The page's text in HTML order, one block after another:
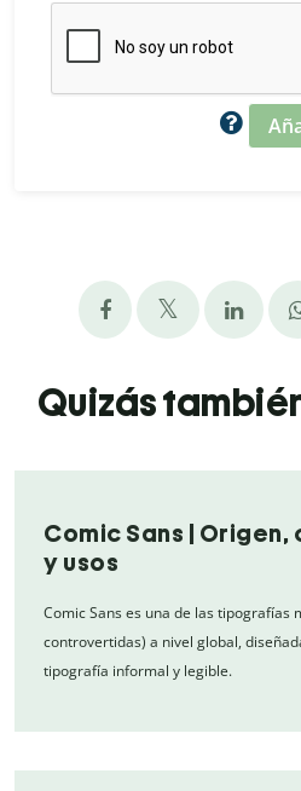
Quizás
Comic Sans |
y usos
Comic Sans es una de las tipografías
controvertidas) a nivel global,
tipografía informal y legible.